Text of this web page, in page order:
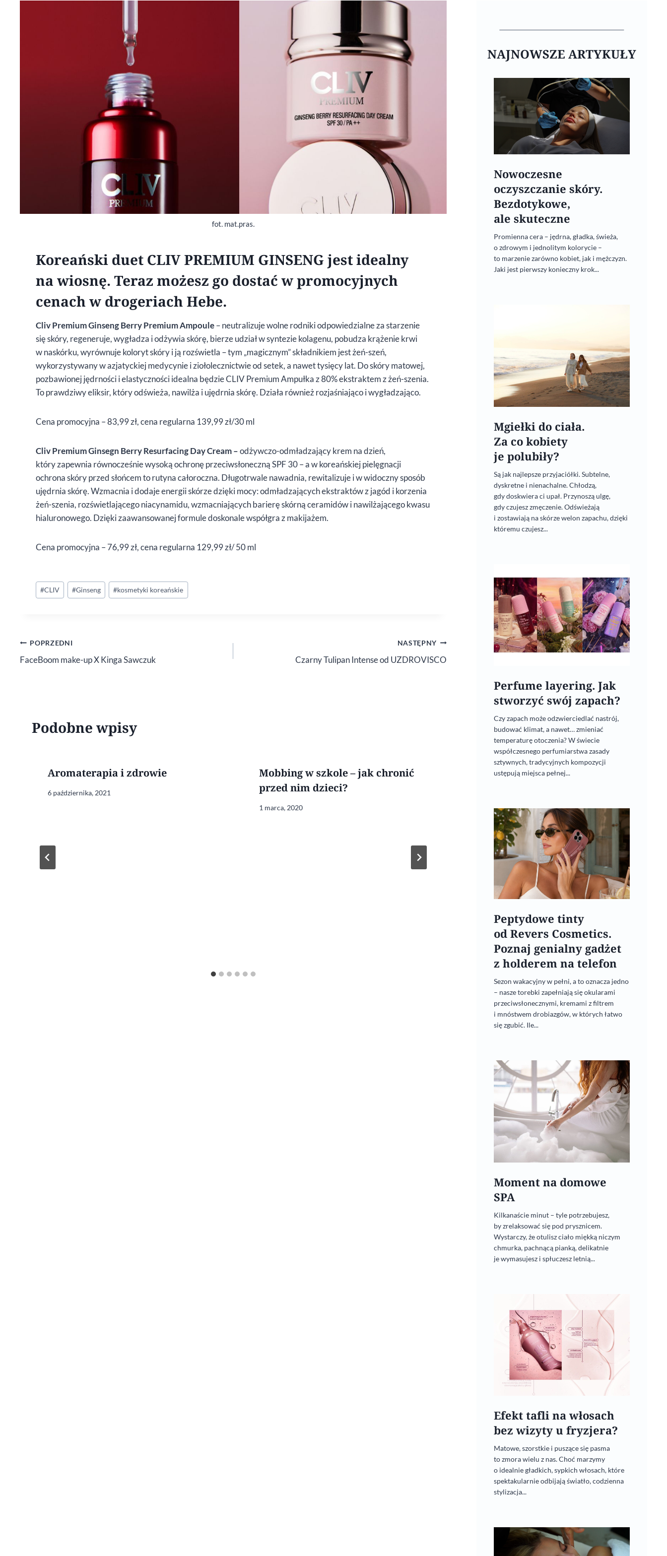
fot. mat.pras.
Koreański duet CLIV PREMIUM GINSENG jest idealny
na wiosnę. Teraz możesz go dostać w promocyjnych
cenach w drogeriach Hebe.
Cliv Premium Ginseng Berry Premium Ampoule– neutralizuje wolne rodniki odpowiedzialne za starzenie
się skóry, regeneruje, wygładza i odżywia skórę, bierze udział w syntezie kolagenu, pobudza krążenie krwi
w naskórku, wyrównuje koloryt skóry i ją rozświetla – tym „magicznym” składnikiem jest żeń-szeń,
wykorzystywany w azjatyckiej medycynie i ziołolecznictwie od setek, a nawet tysięcy lat. Do skóry matowej,
pozbawionej jędrności i elastyczności idealna będzie CLIV Premium Ampułka z 80% ekstraktem z żeń-szenia.
To prawdziwy eliksir, który odświeża, nawilża i ujędrnia skórę. Działa również rozjaśniająco i wygładzająco.
Cena promocyjna – 83,99 zł, cena regularna 139,99 zł/30 ml
Cliv Premium Ginsegn Berry Resurfacing Day Cream –odżywczo-odmładzający krem na dzień,
który zapewnia równocześnie wysoką ochronę przeciwsłoneczną SPF 30 – a w koreańskiej pielęgnacji
ochrona skóry przed słońcem to rutyna całoroczna. Długotrwale nawadnia, rewitalizuje i w widoczny sposób
ujędrnia skórę. Wzmacnia i dodaje energii skórze dzięki mocy: odmładzających ekstraktów z jagód i korzenia
żeń-szenia, rozświetlającego niacynamidu, wzmacniających barierę skórną ceramidów i nawilżającego kwasu
hialuronowego. Dzięki zaawansowanej formule doskonale współgra z makijażem.
Cena promocyjna – 76,99 zł, cena regularna 129,99 zł/ 50 ml
Tagi
wpisu:
#CLIV #Ginseng #kosmetyki koreańskie
Nawigacja
wpisu
POPRZEDNI
FaceBoom make-up X Kinga Sawczuk
NASTĘPNY
Czarny Tulipan Intense od UZDROVISCO
Podobne wpisy
Aromaterapia i zdrowie
6 października, 2021
Mobbing w szkole – jak chronić
przed nim dzieci?
1 marca, 2020
Mgiełki do ciała. Za co kobiety
je polubiły?
27 lipca, 2026
NAJNOWSZE ARTYKUŁY
Nowoczesne
oczyszczanie skóry.
Bezdotykowe,
ale skuteczne
Promienna cera – jędrna, gładka, świeża,
o zdrowym i jednolitym kolorycie –
to marzenie zarówno kobiet, jak i mężczyzn.
Jaki jest pierwszy konieczny krok...
Mgiełki do ciała.
Za co kobiety
je polubiły?
Są jak najlepsze przyjaciółki. Subtelne,
dyskretne i nienachalne. Chłodzą,
gdy doskwiera ci upał. Przynoszą ulgę,
gdy czujesz zmęczenie. Odświeżają
i zostawiają na skórze welon zapachu, dzięki
któremu czujesz...
Perfume layering. Jak
stworzyć swój zapach?
Czy zapach może odzwierciedlać nastrój,
budować klimat, a nawet… zmieniać
temperaturę otoczenia? W świecie
współczesnego perfumiarstwa zasady
sztywnych, tradycyjnych kompozycji
ustępują miejsca pełnej...
Peptydowe tinty
od Revers Cosmetics.
Poznaj genialny gadżet
z holderem na telefon
Sezon wakacyjny w pełni, a to oznacza jedno
– nasze torebki zapełniają się okularami
przeciwsłonecznymi, kremami z filtrem
i mnóstwem drobiazgów, w których łatwo
się zgubić. Ile...
Moment na domowe
SPA
Kilkanaście minut – tyle potrzebujesz,
by zrelaksować się pod prysznicem.
Wystarczy, że otulisz ciało miękką niczym
chmurka, pachnącą pianką, delikatnie
je wymasujesz i spłuczesz letnią...
Efekt tafli na włosach
bez wizyty u fryzjera?
Matowe, szorstkie i puszące się pasma
to zmora wielu z nas. Choć marzymy
o idealnie gładkich, sypkich włosach, które
spektakularnie odbijają światło, codzienna
stylizacja...